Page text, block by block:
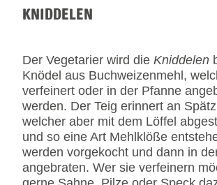
KNIDDELEN
Der Vegetarier wird die Kniddelen
Knödel aus Buchweizenmehl,
verfeinert oder in der Pfanne
werden. Der Teig erinnert an
welcher aber mit dem Löffel
und so eine Art Mehlklöße
werden vorgekocht und dann in
angebraten. Wer sie verfeinern